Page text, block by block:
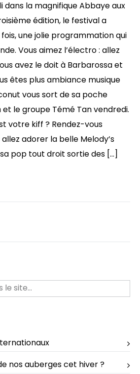
dans la magnifique Abbaye aux
édition, le festival a
une jolie programmation qui
Vous aimez l’électro : allez
avez le doit à Barbarossa et
êtes plus ambiance musique
vous sort de sa poche
le groupe Témé Tan vendredi.
votre kiff ? Rendez-vous
adorer la belle Melody’s
pop tout droit sortie des […]
nos auberges cet hiver ?